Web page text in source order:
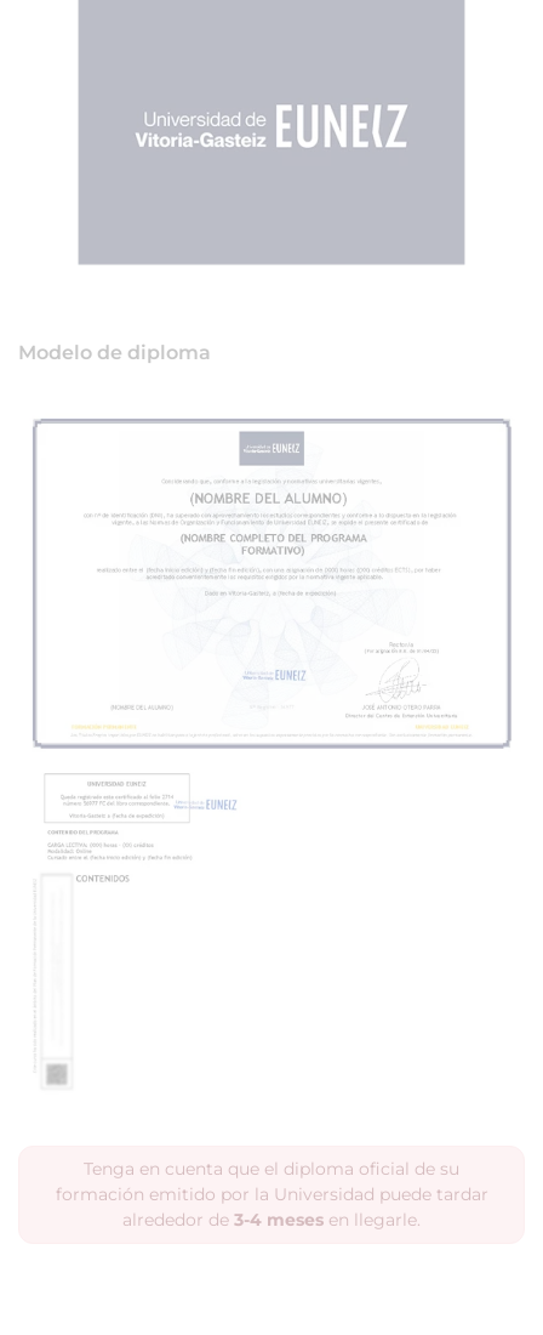
Modelo de diploma
Tenga en cuenta que el diploma oficial de su
formación emitido por la Universidad puede tardar
alrededor de 3-4 meses en llegarle.